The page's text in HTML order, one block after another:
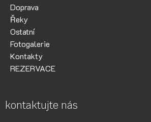
Doprava
Řeky
Ostatní
Fotogalerie
Kontakty
REZERVACE
kontaktujte nás